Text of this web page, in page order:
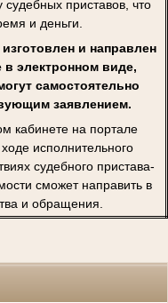
судебных приставов, что
и деньги.
и направлен
в электронном виде,
самостоятельно
заявлением.
кабинете на портале
исполнительного
судебного пристава-
сможет направить в
и обращения.